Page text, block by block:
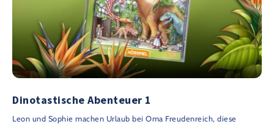
Dinotastische Abenteuer 1
Leon und Sophie machen Urlaub bei Oma Freudenreich, diese